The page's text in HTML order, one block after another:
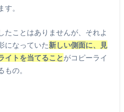
。
たことはありませんが、それよ
になっていた新しい側面に、見
イトを当てることがコピーライ
の。